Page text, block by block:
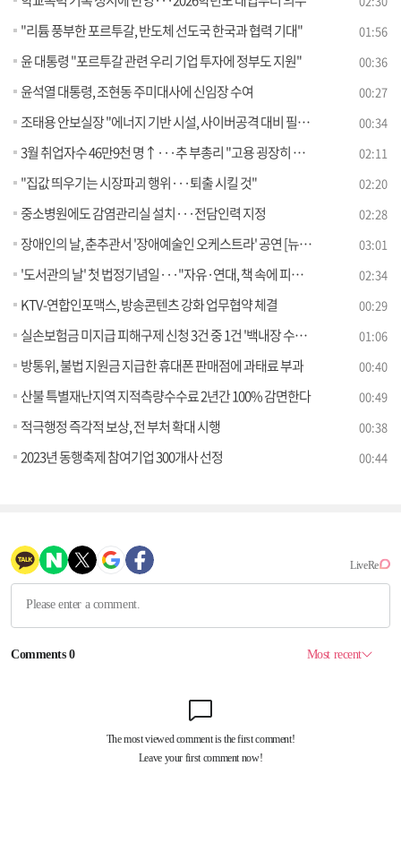
"리튬 풍부한 포르투갈, 반도체 선도국 한국과 협력 기대" 01:56
윤 대통령 "포르투갈 관련 우리 기업 투자에 정부도 지원" 00:36
윤석열 대통령, 조현동 주미대사에 신임장 수여 00:27
조태용 안보실장 "에너지 기반 시설, 사이버공격 대비 필요" 00:34
3월 취업자수 46만9천 명↑···추 부총리 "고용 굉장히 좋아" 02:11
"집값 띄우기는 시장파괴 행위···퇴출 시킬 것" 02:20
중소병원에도 감염관리실 설치···전담인력 지정 02:28
장애인의 날, 춘추관서 '장애예술인 오케스트라' 공연 [뉴스의 맥] 03:01
'도서관의 날' 첫 법정기념일···"자유·연대, 책 속에 피어나기를" 02:34
KTV-연합인포맥스, 방송콘텐츠 강화 업무협약 체결 00:29
실손보험금 미지급 피해구제 신청 3건 중 1건 '백내장 수술' 관련 01:06
방통위, 불법 지원금 지급한 휴대폰 판매점에 과태료 부과 00:40
산불 특별재난지역 지적측량수수료 2년간 100% 감면한다 00:49
적극행정 즉각적 보상, 전 부처 확대 시행 00:38
2023년 동행축제 참여기업 300개사 선정 00:44